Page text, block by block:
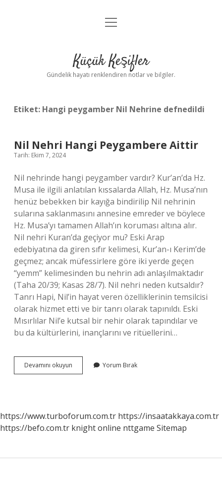
Anasayfa
Yasal Uyarı
menüyü
Küçük Keşifler
Gündelik hayatı renklendiren notlar ve bilgiler.
Etiket: Hangi peygamber Nil Nehrine defnedildi
Nil Nehri Hangi Peygambere Aittir
Tarih: Ekim 7, 2024
Nil nehrinde hangi peygamber vardır? Kur’an’da Hz.
Musa ile ilgili anlatılan kıssalarda Allah, Hz. Musa’nın
henüz bebekken bir kayığa bindirilip Nil nehrinin
sularına saklanmasını annesine emreder ve böylece
Hz. Musa’yı tamamen Allah’ın koruması altına alır.
Nil nehri Kuran’da geçiyor mu? Eski Arap
edebiyatına da giren sıfır kelimesi, Kur’an-ı Kerim’de
geçmez; ancak müfessirlere göre iki yerde geçen
“yemm” kelimesinden bu nehrin adı anlaşılmaktadır
(Taha 20/39; Kasas 28/7). Nil nehri neden kutsaldır?
Tanrı Hapi, Nil’in hayat veren özelliklerinin temsilcisi
olarak hizmet etti ve bir tanrı olarak tapınıldı. Eski
Mısırlılar Nil’e kutsal bir nehir olarak tapındılar ve
bu da kültürlerini, inançlarını ve ritüellerini…
Devamını okuyun
Nehri
Yorum Bırak
https://www.turboforum.com.tr https://insaatakkaya.com.tr
https://befo.com.tr knight online nttgame Sitemap